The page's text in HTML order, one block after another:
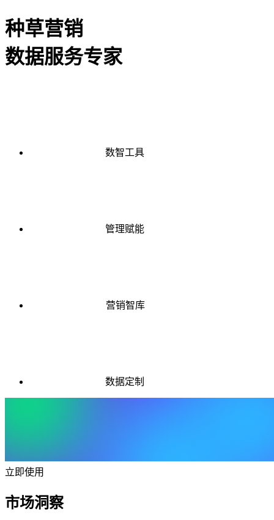
种草营销
数据服务专家
数智工具
管理赋能
营销智库
数据定制
立即使用
市场洞察